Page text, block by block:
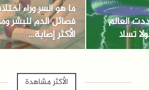
العالم
تسلا
ما هو السر وراء
فصائل الدم للبشر
الأكثر إصابة…
الأكثر مشاهدة